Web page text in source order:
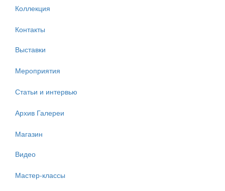
Коллекция
Контакты
Выставки
Мероприятия
Статьи и интервью
Архив Галереи
Магазин
Видео
Мастер-классы